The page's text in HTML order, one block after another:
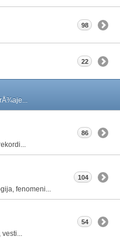
98
22
86
fenomeni...
104
vesti...
54